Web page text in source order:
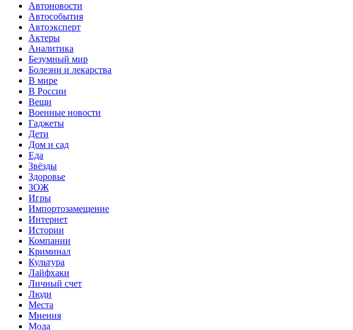
Автоновости
Автособытия
Автоэксперт
Актеры
Аналитика
Безумный мир
Болезни и лекарства
В мире
В России
Вещи
Военные новости
Гаджеты
Дети
Дом и сад
Еда
Звёзды
Здоровье
ЗОЖ
Игры
Импортозамещение
Интернет
Истории
Компании
Криминал
Культура
Лайфхаки
Личный счет
Люди
Места
Мнения
Мода